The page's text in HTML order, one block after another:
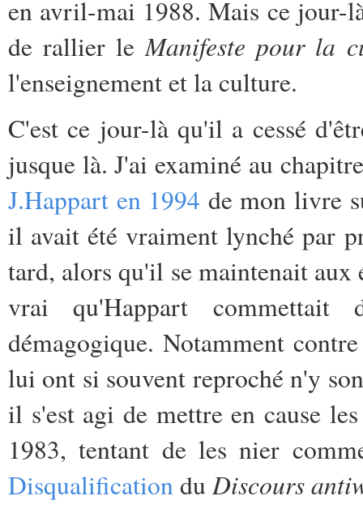
en avril-mai 1988. Mais ce jour-
de rallier leManifeste pour la
l'enseignement et la culture.
C'est ce jour-là qu'il a cessé
jusque là. J'ai examiné au
J.Happart en 1994 de mon livre
il avait été vraiment lynché par
tard, alors qu'il se maintenait
vrai qu'Happart commettait
démagogique. Notamment
lui ont si souvent reproché n'y
il s'est agi de mettre en cause
1983, tentant de les nier
DisqualificationduDiscours